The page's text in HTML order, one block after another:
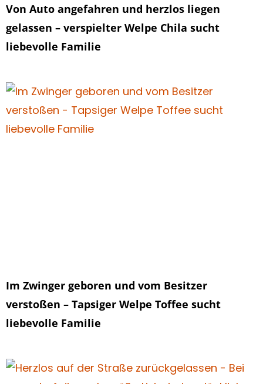
Von Auto angefahren und herzlos liegen
gelassen – verspielter Welpe Chila sucht
liebevolle Familie
Im Zwinger geboren und vom Besitzer
verstoßen – Tapsiger Welpe Toffee sucht
liebevolle Familie